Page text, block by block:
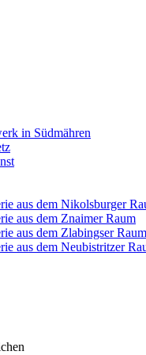
in Südmähren
aus dem Nikolsburger
aus dem Znaimer Raum
aus dem Zlabingser Raum
aus dem Neubistritzer